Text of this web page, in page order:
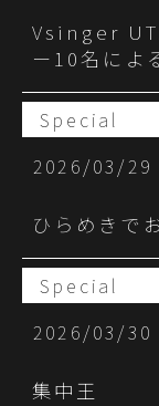
Vsinger
ー10名によ
Special
2026/03/29
ひらめきで
Special
2026/03/30
集中王